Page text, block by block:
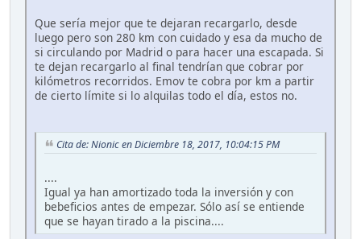
Que sería mejor que te dejaran recargarlo, desde
luego pero son 280 km con cuidado y esa da mucho de
si circulando por Madrid o para hacer una escapada. Si
te dejan recargarlo al final tendrían que cobrar por
kilómetros recorridos. Emov te cobra por km a partir
de cierto límite si lo alquilas todo el día, estos no.
Cita de: Nionic en Diciembre 18, 2017, 10:04:15 PM
....
Igual ya han amortizado toda la inversión y con
bebeficios antes de empezar. Sólo así se entiende
que se hayan tirado a la piscina....